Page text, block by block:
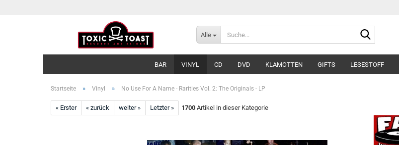
Alle
BAR VINYL CD DVD KLAMOTTEN GIFTS LESESTOFF
Startseite » Vinyl » No Use For A Name - Rarities Vol. 2: The Originals - LP
« Erster « zurück weiter » Letzter » 1700 Artikel in dieser Kategorie